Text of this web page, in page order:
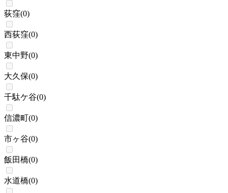
荻窪(0)
西荻窪(0)
東中野(0)
大久保(0)
千駄ケ谷(0)
信濃町(0)
市ヶ谷(0)
飯田橋(0)
水道橋(0)